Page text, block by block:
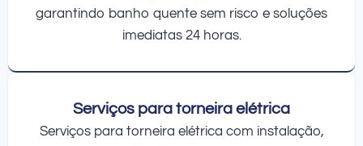
garantindo banho quente sem risco e soluções
imediatas 24 horas.
Serviços para torneira elétrica
Serviços para torneira elétrica com instalação,